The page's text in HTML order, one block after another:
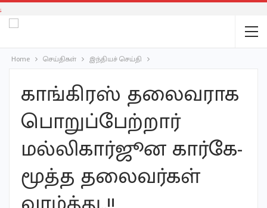
;
Home செய்திகள் இந்தியச் செய்தி
காங்கிரஸ் தலைவராக
பொறுப்பேற்றார்
மல்லிகார்ஜூன கார்கே-
மூத்த தலைவர்கள்